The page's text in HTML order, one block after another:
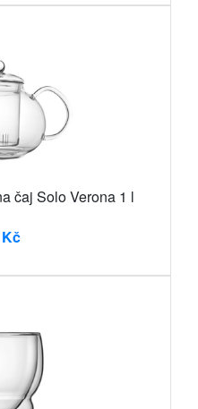
čaj Solo Verona 1 l